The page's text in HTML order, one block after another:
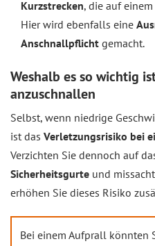
Kurzstrecken, die auf
Hier wird ebenfalls eine
Anschnallpflicht gemacht.
Weshalb es so wichtig
anzuschnallen
Selbst, wenn niedrige
ist das Verletzungsrisiko bei
Verzichten Sie dennoch auf
Sicherheitsgurte und
erhöhen Sie dieses Risiko
Bei einem Aufprall könnten